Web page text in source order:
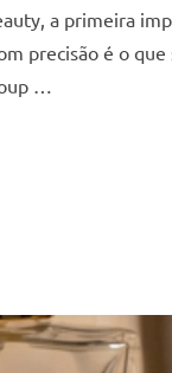
a primeira
precisão é o
…
TRANSFORMA O